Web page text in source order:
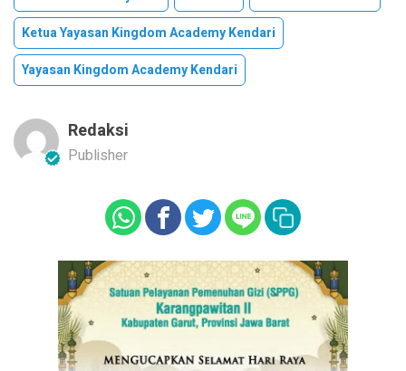
Ketua Yayasan Kingdom Academy Kendari
Yayasan Kingdom Academy Kendari
Redaksi
Publisher